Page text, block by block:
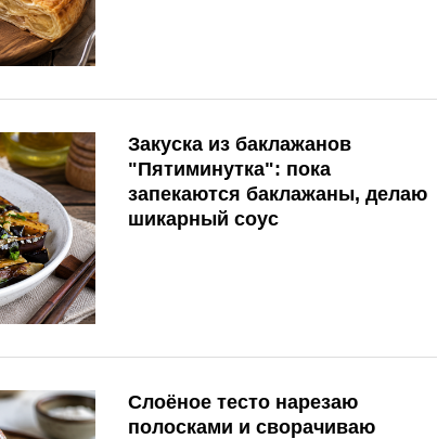
Закуска из баклажанов
"Пятиминутка": пока
запекаются баклажаны, делаю
шикарный соус
Слоёное тесто нарезаю
полосками и сворачиваю